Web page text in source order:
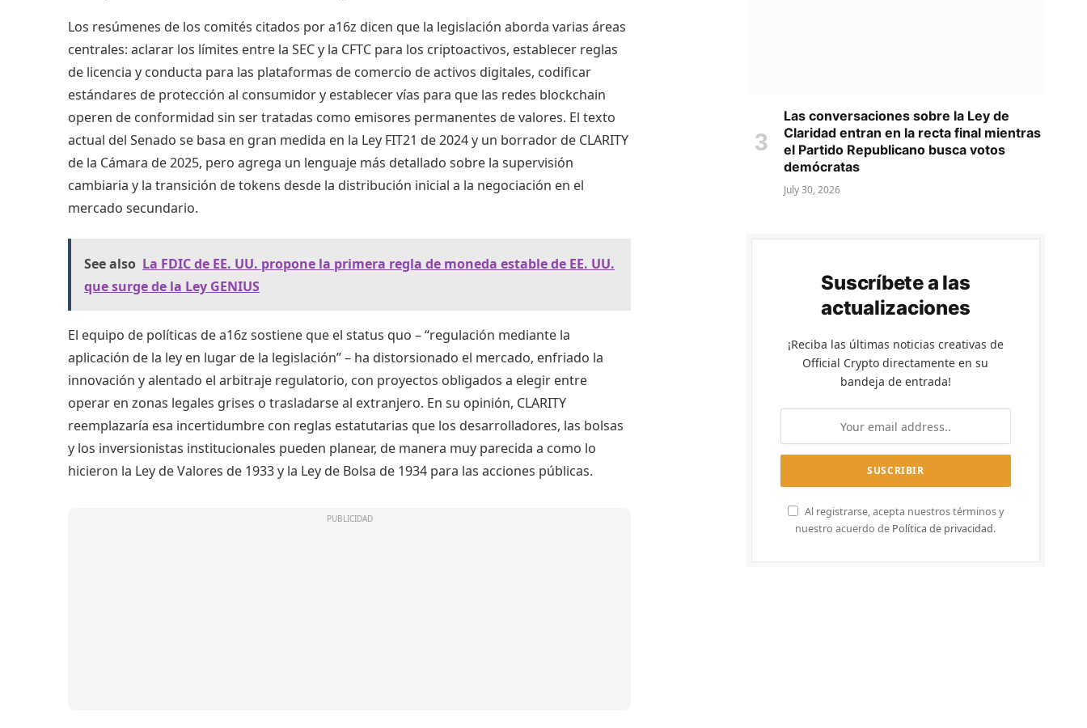
Los resúmenes de los comités citados por a16z dicen que la legislación aborda varias áreas
centrales: aclarar los límites entre la SEC y la CFTC para los criptoactivos, establecer reglas
de licencia y conducta para las plataformas de comercio de activos digitales, codificar
estándares de protección al consumidor y establecer vías para que las redes blockchain
operen de conformidad sin ser tratadas como emisores permanentes de valores. El texto
actual del Senado se basa en gran medida en la Ley FIT21 de 2024 y un borrador de CLARITY
de la Cámara de 2025, pero agrega un lenguaje más detallado sobre la supervisión
cambiaria y la transición de tokens desde la distribución inicial a la negociación en el
mercado secundario.
See also La FDIC de EE. UU. propone la primera regla de moneda estable de EE. UU.
que surge de la Ley GENIUS
El equipo de políticas de a16z sostiene que el status quo – “regulación mediante la
aplicación de la ley en lugar de la legislación” – ha distorsionado el mercado, enfriado la
innovación y alentado el arbitraje regulatorio, con proyectos obligados a elegir entre
operar en zonas legales grises o trasladarse al extranjero. En su opinión, CLARITY
reemplazaría esa incertidumbre con reglas estatutarias que los desarrolladores, las bolsas
y los inversionistas institucionales pueden planear, de manera muy parecida a como lo
hicieron la Ley de Valores de 1933 y la Ley de Bolsa de 1934 para las acciones públicas.
Las conversaciones sobre la Ley de
Claridad entran en la recta final mientras
el Partido Republicano busca votos
demócratas
July 30, 2026
Suscríbete a las
actualizaciones
¡Reciba las últimas noticias creativas de
Official Crypto directamente en su
bandeja de entrada!
Al registrarse, acepta nuestros términos y
nuestro acuerdo de Política de privacidad.